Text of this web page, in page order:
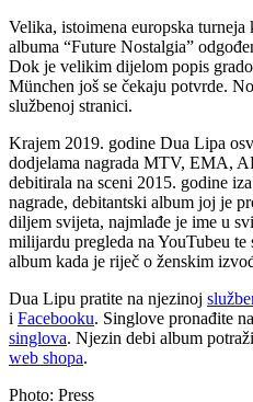
Velika, istoimena europska
albuma “Future Nostalgia”
Dok je velikim dijelom popis
München još se čekaju potvrde.
službenoj stranici.
Krajem 2019. godine Dua Lipa
dodjelama nagrada MTV, EMA,
debitirala na sceni 2015. godine
nagrade, debitantski album joj je
diljem svijeta, najmlađe je ime u
milijardu pregleda na YouTubeu
album kada je riječ o ženskim
Dua Lipu pratite na njezinoj
i Facebooku. Singlove pronađite
singlova. Njezin debi album
web shopa.
Photo: Press